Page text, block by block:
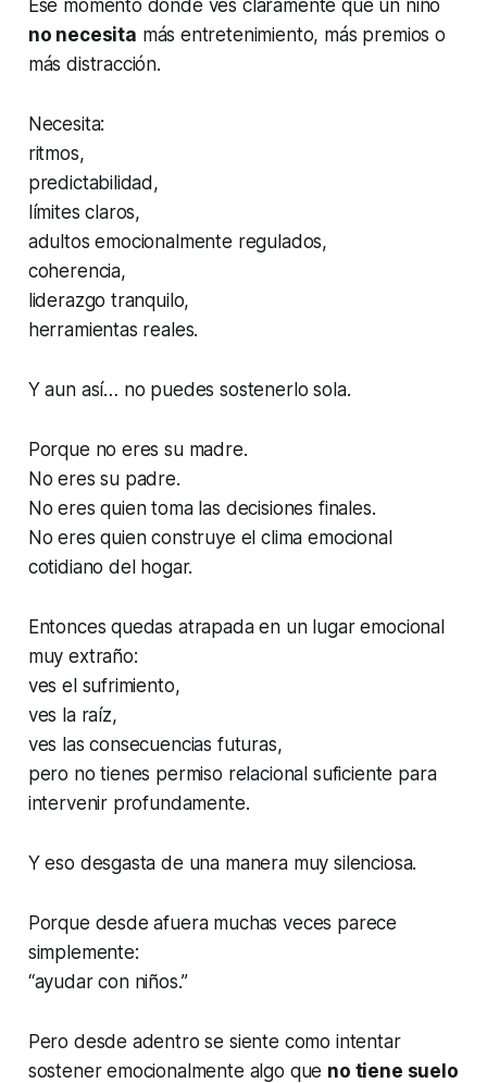
Ese momento donde ves claramente que un niño
no necesita más entretenimiento, más premios o
más distracción.
Necesita:
ritmos,
predictabilidad,
límites claros,
adultos emocionalmente regulados,
coherencia,
liderazgo tranquilo,
herramientas reales.
Y aun así… no puedes sostenerlo sola.
Porque no eres su madre.
No eres su padre.
No eres quien toma las decisiones finales.
No eres quien construye el clima emocional
cotidiano del hogar.
Entonces quedas atrapada en un lugar emocional
muy extraño:
ves el sufrimiento,
ves la raíz,
ves las consecuencias futuras,
pero no tienes permiso relacional suficiente para
intervenir profundamente.
Y eso desgasta de una manera muy silenciosa.
Porque desde afuera muchas veces parece
simplemente:
“ayudar con niños.”
Pero desde adentro se siente como intentar
sostener emocionalmente algo que no tiene suelo